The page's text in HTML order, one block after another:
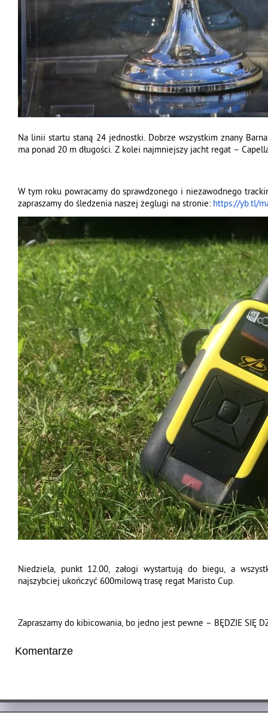
Na linii startu staną 24 jednostki. Dobrze wszystkim znany
ma ponad 20 m długości. Z kolei najmniejszy jacht regat –
W tym roku powracamy do sprawdzonego i niezawodnego
zapraszamy do śledzenia naszej żeglugi na stronie: https://yb.tl/
Niedziela, punkt 12.00, załogi wystartują do biegu, a
najszybciej ukończyć 600milową trasę regat Maristo Cup.
Zapraszamy do kibicowania, bo jedno jest pewne – BĘDZIE SIĘ
Komentarze